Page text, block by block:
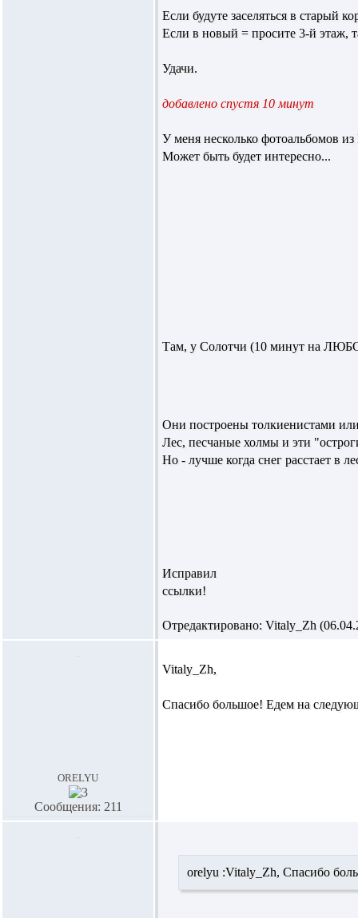
Если будуте заселяться в старый
Если в новый = просите 3-й этаж,
Удачи.
добавлено спустя 10 минут
У меня несколько фотоальбомов
Может быть будет интересно...
Там, у Солотчи (10 минут на
Они построены толкиенистами
Лес, песчаные холмы и эти
Но - лучше когда снег расстает в
Исправил
ссылки!
Отредактировано: Vitaly_Zh
orelyu
Сообщения: 211
Vitaly_Zh,
Спасибо большое! Едем на
orelyu :Vitaly_Zh, Спасибо